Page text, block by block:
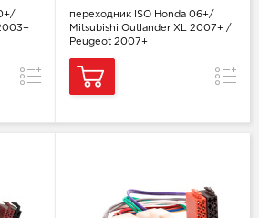
Сравнение
переходник ISO Honda 06+/
Mitsubishi Outlander XL 2007+ /
Peugeot 2007+